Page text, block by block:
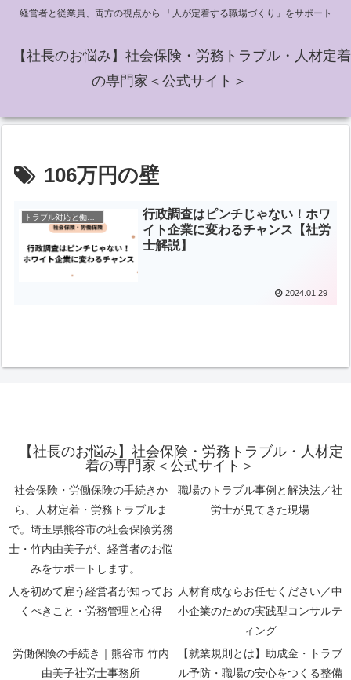
経営者と従業員、両方の視点から 「人が定着する職場づくり」をサポート
【社長のお悩み】社会保険・労務トラブル・人材定着
の専門家＜公式サイト＞
106万円の壁
トラブル対応と働き方の知恵
行政調査はピンチじゃない！ホワ
イト企業に変わるチャンス【社労
士解説】
2024.01.29
【社長のお悩み】社会保険・労務トラブル・人材定
着の専門家＜公式サイト＞
社会保険・労働保険の手続きか
ら、人材定着・労務トラブルま
で。埼玉県熊谷市の社会保険労務
士・竹内由美子が、経営者のお悩
みをサポートします。
職場のトラブル事例と解決法／社
労士が見てきた現場
人を初めて雇う経営者が知ってお
くべきこと・労務管理と心得
人材育成ならお任せください／中
小企業のための実践型コンサルテ
ィング
労働保険の手続き｜熊谷市 竹内
由美子社労士事務所
【就業規則とは】助成金・トラブ
ル予防・職場の安心をつくる整備